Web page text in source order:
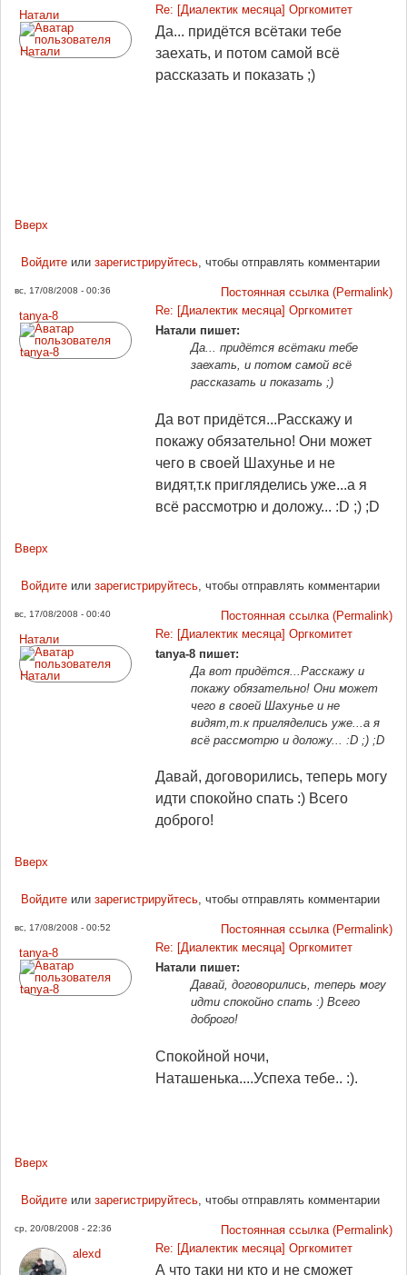
Натали
Re: [Диалектик месяца] Оргкомитет
Да... придётся всётаки тебе
заехать, и потом самой всё
рассказать и показать ;)
Вверх
Войдитеили зарегистрируйтесь, чтобы отправлять комментарии
вс, 17/08/2008 - 00:36
Постоянная ссылка (Permalink)
tanya-8
Re: [Диалектик месяца] Оргкомитет
Натали пишет:
Да... придётся всётаки тебе
заехать, и потом самой всё
рассказать и показать ;)
Да вот придётся...Расскажу и
покажу обязательно! Они может
чего в своей Шахунье и не
видят,т.к пригляделись уже...а я
всё рассмотрю и доложу... :D ;) ;D
Вверх
Войдитеили зарегистрируйтесь, чтобы отправлять комментарии
вс, 17/08/2008 - 00:40
Постоянная ссылка (Permalink)
Натали
Re: [Диалектик месяца] Оргкомитет
tanya-8 пишет:
Да вот придётся...Расскажу и
покажу обязательно! Они может
чего в своей Шахунье и не
видят,т.к пригляделись уже...а я
всё рассмотрю и доложу... :D ;) ;D
Давай, договорились, теперь могу
идти спокойно спать :) Всего
доброго!
Вверх
Войдитеили зарегистрируйтесь, чтобы отправлять комментарии
вс, 17/08/2008 - 00:52
Постоянная ссылка (Permalink)
tanya-8
Re: [Диалектик месяца] Оргкомитет
Натали пишет:
Давай, договорились, теперь могу
идти спокойно спать :) Всего
доброго!
Спокойной ночи,
Наташенька....Успеха тебе.. :).
Вверх
Войдитеили зарегистрируйтесь, чтобы отправлять комментарии
ср, 20/08/2008 - 22:36
Постоянная ссылка (Permalink)
alexd
Re: [Диалектик месяца] Оргкомитет
А что таки ни кто и не сможет